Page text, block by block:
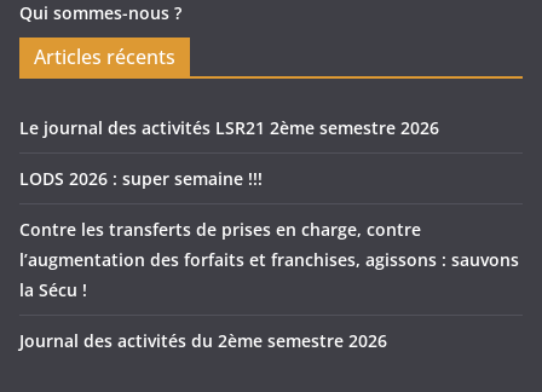
Qui sommes-nous ?
Articles récents
Le journal des activités LSR21 2ème semestre 2026
LODS 2026 : super semaine !!!
Contre les transferts de prises en charge, contre
l’augmentation des forfaits et franchises, agissons : sauvons
la Sécu !
Journal des activités du 2ème semestre 2026